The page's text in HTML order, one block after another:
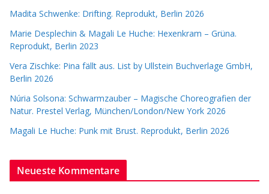
Madita Schwenke: Drifting. Reprodukt, Berlin 2026
Marie Desplechin & Magali Le Huche: Hexenkram – Grüna.
Reprodukt, Berlin 2023
Vera Zischke: Pina fällt aus. List by Ullstein Buchverlage GmbH,
Berlin 2026
Núria Solsona: Schwarmzauber – Magische Choreografien der
Natur. Prestel Verlag, München/London/New York 2026
Magali Le Huche: Punk mit Brust. Reprodukt, Berlin 2026
Neueste Kommentare